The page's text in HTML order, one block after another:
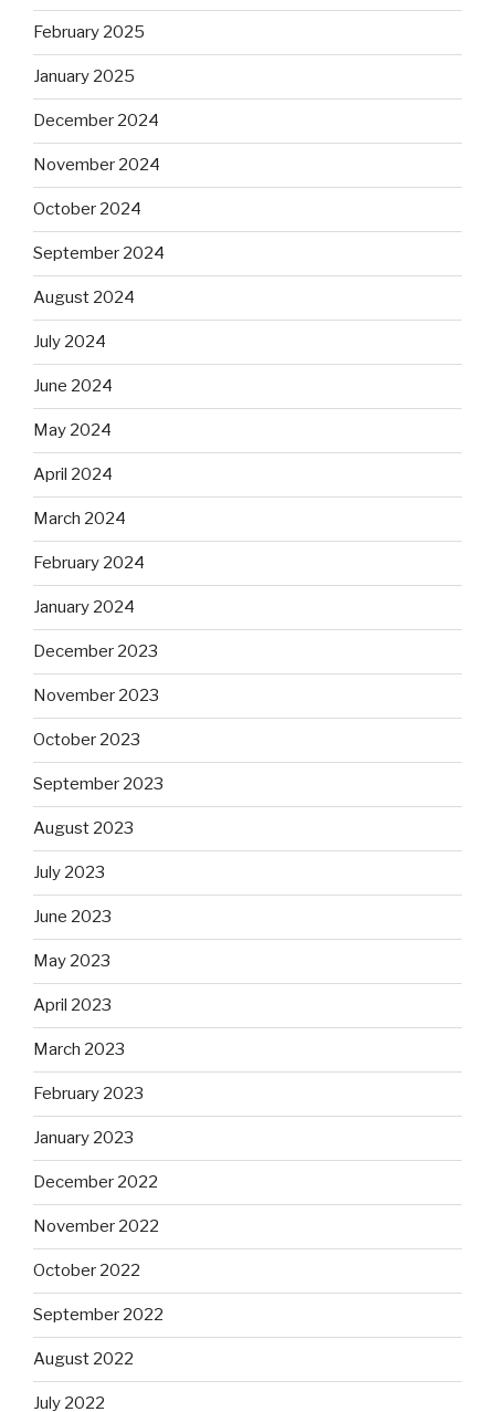
February 2025
January 2025
December 2024
November 2024
October 2024
September 2024
August 2024
July 2024
June 2024
May 2024
April 2024
March 2024
February 2024
January 2024
December 2023
November 2023
October 2023
September 2023
August 2023
July 2023
June 2023
May 2023
April 2023
March 2023
February 2023
January 2023
December 2022
November 2022
October 2022
September 2022
August 2022
July 2022